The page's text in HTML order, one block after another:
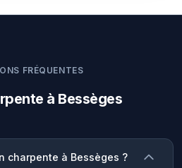
FRÉQUENTES
à Bessèges
charpente à Bessèges ?